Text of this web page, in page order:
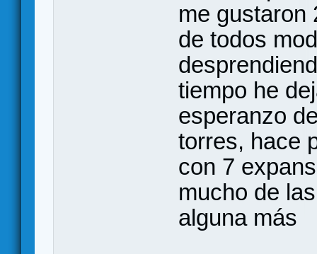
me gustaron
de todos
tiempo he
esperanzo
torres, hace
con 7
mucho de
alguna más